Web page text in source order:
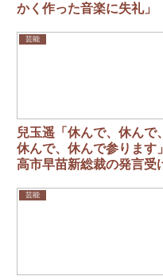
かく作った音楽に失礼」
芸能
兒玉遥「休んで、休んで、
休んで、休んで参ります」
高市早苗新総裁の発言受
芸能